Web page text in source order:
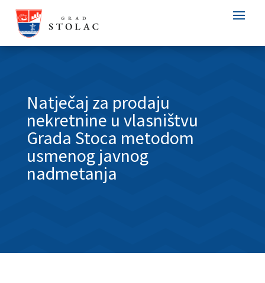
Natječaj za prodaju
nekretnine u vlasništvu
Grada Stoca metodom
usmenog javnog
nadmetanja